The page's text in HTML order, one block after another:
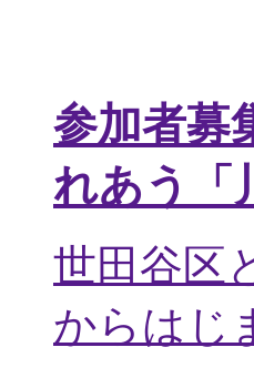
参加者募
れあう「
世田谷区
からはじ